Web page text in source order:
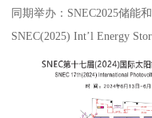
同期举办：SNEC2025储能
SNEC(2025) Int’l Energy